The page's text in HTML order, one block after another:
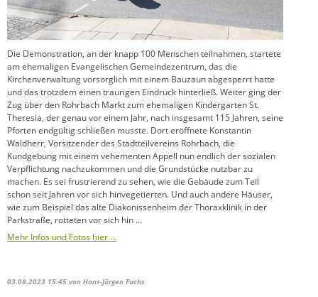
Die Demonstration, an der knapp 100 Menschen teilnahmen, startete
am ehemaligen Evangelischen Gemeindezentrum, das die
Kirchenverwaltung vorsorglich mit einem Bauzaun abgesperrt hatte
und das trotzdem einen traurigen Eindruck hinterließ. Weiter ging der
Zug über den Rohrbach Markt zum ehemaligen Kindergarten St.
Theresia, der genau vor einem Jahr, nach insgesamt 115 Jahren, seine
Pforten endgültig schließen musste. Dort eröffnete Konstantin
Waldherr, Vorsitzender des Stadtteilvereins Rohrbach, die
Kundgebung mit einem vehementen Appell nun endlich der sozialen
Verpflichtung nachzukommen und die Grundstücke nutzbar zu
machen. Es sei frustrierend zu sehen, wie die Gebäude zum Teil
schon seit Jahren vor sich hinvegetierten. Und auch andere Häuser,
wie zum Beispiel das alte Diakonissenheim der Thoraxklinik in der
Parkstraße, rotteten vor sich hin …
Mehr Infos und Fotos hier …
03.08.2023 15:45 von Hans-Jürgen Fuchs